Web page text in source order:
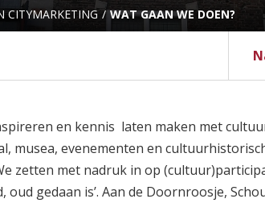
CITYMARKETING WAT GAAN WE DOEN?
en kennis laten maken met
musea, evenementen en
zetten met nadruk in op
gedaan is’. Aan de Doornroosje,